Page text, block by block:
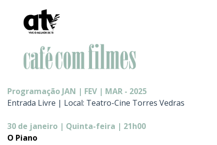
Programação JAN | FEV | MAR - 2025
Entrada Livre | Local: Teatro-Cine Torres Vedras
30 de janeiro | Quinta-feira | 21h00
O Piano